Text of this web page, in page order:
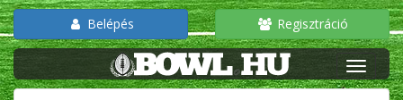
Belépés Regisztráció